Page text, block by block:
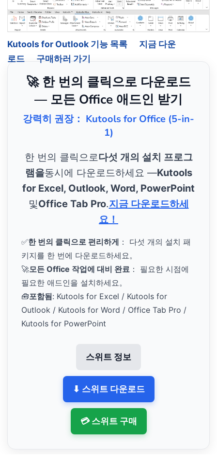
Kutools for Outlook 기능 목록
지금 다운
로드
구매하러 가기
🚀 한 번의 클릭으로 다운로드
— 모든 Office 애드인 받기
강력히 권장： Kutools for Office (5-in-
1)
한 번의 클릭으로다섯 개의 설치 프로그
램을동시에 다운로드하세요 —Kutools
for Excel, Outlook, Word, PowerPoint
및Office Tab Pro.지금 다운로드하세
요！
✅한 번의 클릭으로 편리하게 ： 다섯 개의 설치 패
키지를 한 번에 다운로드하세요。
🚀모든 Office 작업에 대비 완료 ： 필요한 시점에
필요한 애드인을 설치하세요。
🧰포함됨: Kutools for Excel / Kutools for
Outlook / Kutools for Word / Office Tab Pro /
Kutools for PowerPoint
스위트 정보
⬇ 스위트 다운로드
💳 스위트 구매